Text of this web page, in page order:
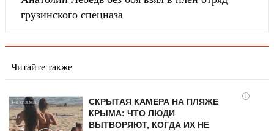
грузинского спецназа
Читайте также
i
СКРЫТАЯ КАМЕРА НА ПЛЯЖЕ
КРЫМА: ЧТО ЛЮДИ
ВЫТВОРЯЮТ, КОГДА ИХ НЕ